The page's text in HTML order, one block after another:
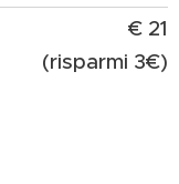
€ 21
(risparmi 3€)